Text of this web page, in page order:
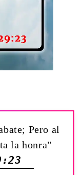
Pero al
la honra”